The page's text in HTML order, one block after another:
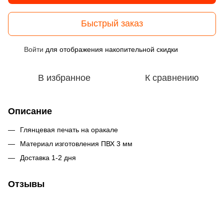
Быстрый заказ
Войти для отображения накопительной скидки
В избранное К сравнению
Описание
Глянцевая печать на оракале
Материал изготовления ПВХ 3 мм
Доставка 1-2 дня
Отзывы